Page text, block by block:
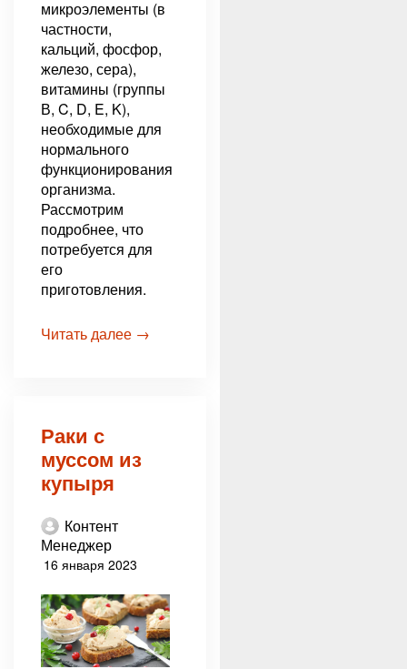
микроэлементы (в
частности,
кальций, фосфор,
железо, сера),
витамины (группы
В, C, D, E, K),
необходимые для
нормального
функционирования
организма.
Рассмотрим
подробнее, что
потребуется для
его
приготовления.
Читать далее →
Раки с
муссом из
купыря
Контент
Менеджер
16 января 2023